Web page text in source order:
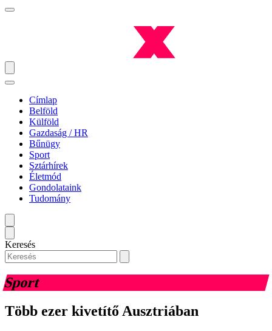
Címlap
Belföld
Külföld
Gazdaság / HR
Bűnügy
Sport
Sztárhírek
Életmód
Gondolataink
Tudomány
Keresés
Sport
Több ezer kivetítő Ausztriában